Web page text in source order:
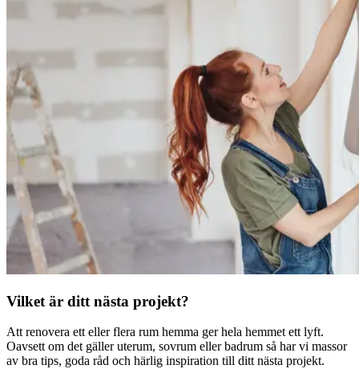
Vilket är ditt nästa projekt?
Att renovera ett eller flera rum hemma ger hela hemmet ett lyft.
Oavsett om det gäller uterum, sovrum eller badrum så har vi massor
av bra tips, goda råd och härlig inspiration till ditt nästa projekt.